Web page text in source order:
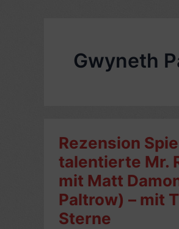
Gwyneth
Rezension
talentierte Mr.
mit Matt
Paltrow) – mit
Sterne